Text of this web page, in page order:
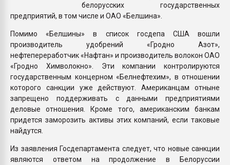
белорусских государственных
предприятий, в том числе и ОАО «Белшина».
Помимо «Белшины» в список госдепа США вошли
производитель удобрений «Гродно Азот»,
нефтепереработчик «Нафтан» и производитель волокон ОАО
«Гродно Химволокно». Эти компании контролируются
государственным концерном «Белнефтехим», в отношении
которого санкции уже действуют. Американцам отныне
запрещено поддерживать с данными предприятиями
деловые отношения. Кроме того, американским банкам
придется заморозить активы этих компаний, если таковые
найдутся.
Из заявления Госдепартамента следует, что новые санкции
являются ответом на продолжение в Белоруссии